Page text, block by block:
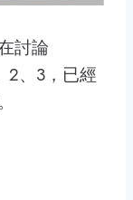
討論
2、3，已經